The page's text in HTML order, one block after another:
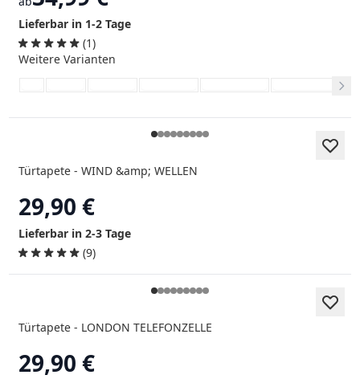
Lieferbar in 1-2 Tage
(1)
Weitere Varianten
Türtapete - WIND &amp; WELLEN
29,90 €
Lieferbar in 2-3 Tage
(9)
Türtapete - LONDON TELEFONZELLE
29,90 €